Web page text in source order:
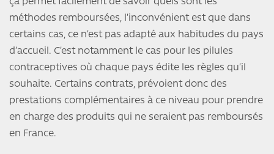
méthodes remboursées, l’inconvénient est que dans
certains cas, ce n’est pas adapté aux habitudes du pays
d’accueil. C’est notamment le cas pour les pilules
contraceptives où chaque pays édite les règles qu’il
souhaite. Certains contrats, prévoient donc des
prestations complémentaires à ce niveau pour prendre
en charge des produits qui ne seraient pas remboursés
en France.